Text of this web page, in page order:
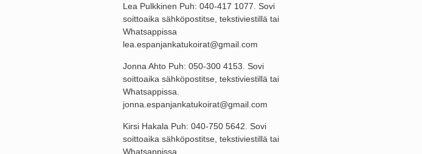
Lea Pulkkinen Puh: 040-417 1077. Sovi
soittoaika sähköpostitse, tekstiviestillä tai
Whatsappissa
lea.espanjankatukoirat@gmail.com
Jonna Ahto Puh: 050-300 4153. Sovi
soittoaika sähköpostitse, tekstiviestillä tai
Whatsappissa.
jonna.espanjankatukoirat@gmail.com
Kirsi Hakala Puh: 040-750 5642. Sovi
soittoaika sähköpostitse, tekstiviestillä tai
Whatsappissa.